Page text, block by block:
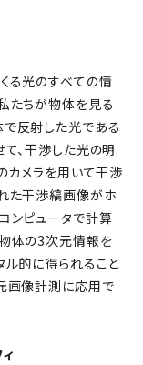
る光のすべての情
たちが物体を見る
で反射した光である
、干渉した光の明
カメラを用いて干渉
た干渉縞画像がホ
ンピュータで計算
体の3次元情報を
ル的に得られること
画像計測に応用で